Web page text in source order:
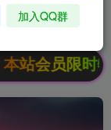
字广告位招租
员限时特惠
加入QQ群